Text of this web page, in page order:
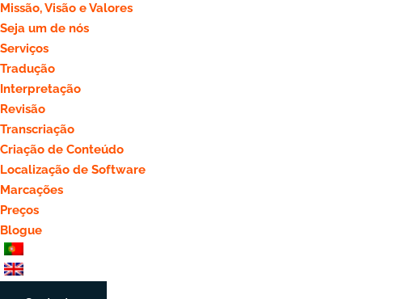
Missão, Visão e Valores
Seja um de nós
Serviços
Tradução
Interpretação
Revisão
Transcriação
Criação de Conteúdo
Localização de Software
Marcações
Preços
Blogue